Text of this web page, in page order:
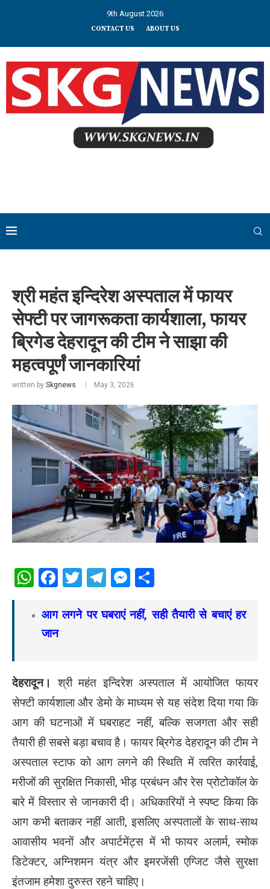
9th August 2026
CONTACT US ABOUT US
श्री महंत इन्दिरेश अस्पताल में फायर
सेफ्टी पर जागरूकता कार्यशाला, फायर
ब्रिगेड देहरादून की टीम ने साझा की
महत्वपूर्णं जानकारियां
written by Skgnews May 3, 2026
WhatsApp
Facebook
Twitter
Telegram
Messenger
आग लगने पर घबराएं नहीं, सही तैयारी से बचाएं हर
जान
देहरादून।
श्री महंत इन्दिरेश अस्पताल में आयोजित फायर
सेफ्टी कार्यशाला और डेमो के माध्यम से यह संदेश दिया गया कि
आग की घटनाओं में घबराहट नहीं, बल्कि सजगता और सही
तैयारी ही सबसे बड़ा बचाव है। फायर ब्रिगेड देहरादून की टीम ने
अस्पताल स्टाफ को आग लगने की स्थिति में त्वरित कार्रवाई,
मरीजों की सुरक्षित निकासी, भीड़ प्रबंधन और रेस प्रोटोकॉल के
बारे में विस्तार से जानकारी दी। अधिकारियों ने स्पष्ट किया कि
आग कभी बताकर नहीं आती, इसलिए अस्पतालों के साथ-साथ
आवासीय भवनों और अपार्टमेंट्स में भी फायर अलार्म, स्मोक
डिटेक्टर, अग्निशमन यंत्र और इमरजेंसी एग्जिट जैसे सुरक्षा
इंतजाम हमेशा दुरुस्त रहने चाहिए।